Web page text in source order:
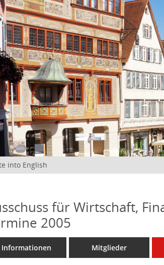
into English
für Wirtschaft,
2005
Informationen Mitglieder